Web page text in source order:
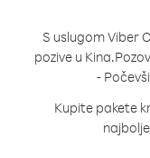
S uslugom Viber
pozive u Kina.
-
Kupite pakete